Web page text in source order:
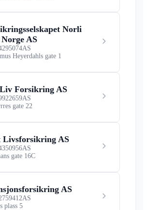
Norli
AS
AS
Heyerdahls gate 1
Forsikring AS
AS
gate 22
Livsforsikring AS
AS
gate 16C
AS
AS
plass 5